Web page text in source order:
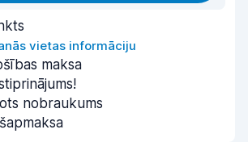
vietas informāciju
maksa
nobraukums